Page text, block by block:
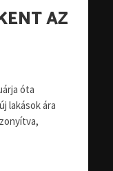
AZ
óta
lakások ára